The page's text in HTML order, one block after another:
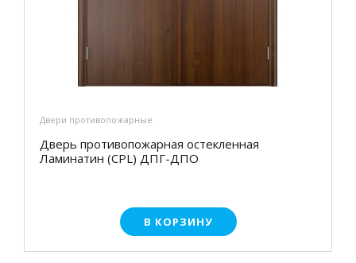
Двери противопожарные
Дверь противопожарная остекленная
Ламинатин (CPL) ДПГ-ДПО
В КОРЗИНУ